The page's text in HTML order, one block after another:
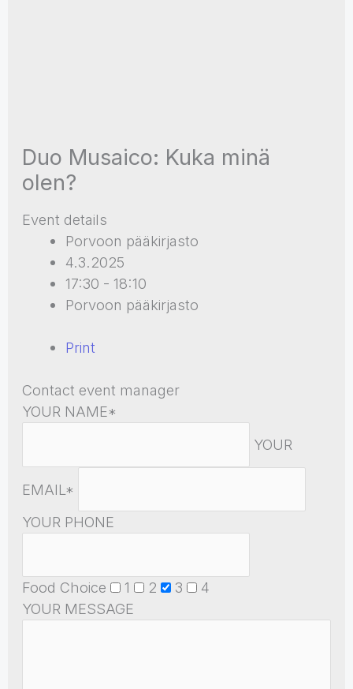
Duo Musaico: Kuka minä
olen?
Event details
Porvoon pääkirjasto
4.3.2025
17:30 - 18:10
Porvoon pääkirjasto
Print
Contact event manager
YOUR NAME*
YOUR
EMAIL*
YOUR PHONE
Food Choice 1 2 3
4
YOUR MESSAGE